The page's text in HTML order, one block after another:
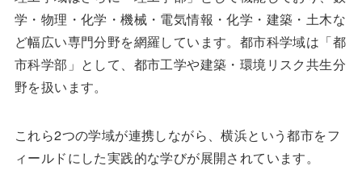
学・物理・化学・機械・電気情報・化学・建築・土木な
ど幅広い専門分野を網羅しています。都市科学域は「都
市科学部」として、都市工学や建築・環境リスク共生分
野を扱います。
これら2つの学域が連携しながら、横浜という都市をフ
ィールドにした実践的な学びが展開されています。